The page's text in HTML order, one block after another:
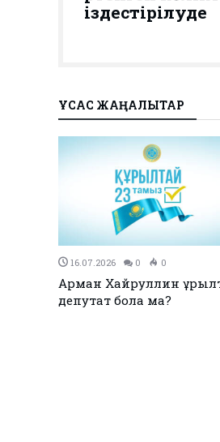
іздестірілуде
ҰҚСАС ЖАҢАЛЫҚТАР
27.12.2023 0 0
Қызылқоғада әлем және
чемпиондары